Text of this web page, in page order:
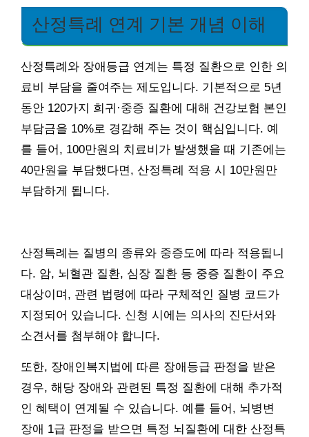
산정특례 연계 기본 개념 이해
산정특례와 장애등급 연계는 특정 질환으로 인한 의
료비 부담을 줄여주는 제도입니다. 기본적으로 5년
동안 120가지 희귀·중증 질환에 대해 건강보험 본인
부담금을 10%로 경감해 주는 것이 핵심입니다. 예
를 들어, 100만원의 치료비가 발생했을 때 기존에는
40만원을 부담했다면, 산정특례 적용 시 10만원만
부담하게 됩니다.
산정특례는 질병의 종류와 중증도에 따라 적용됩니
다. 암, 뇌혈관 질환, 심장 질환 등 중증 질환이 주요
대상이며, 관련 법령에 따라 구체적인 질병 코드가
지정되어 있습니다. 신청 시에는 의사의 진단서와
소견서를 첨부해야 합니다.
또한, 장애인복지법에 따른 장애등급 판정을 받은
경우, 해당 장애와 관련된 특정 질환에 대해 추가적
인 혜택이 연계될 수 있습니다. 예를 들어, 뇌병변
장애 1급 판정을 받으면 특정 뇌질환에 대한 산정특